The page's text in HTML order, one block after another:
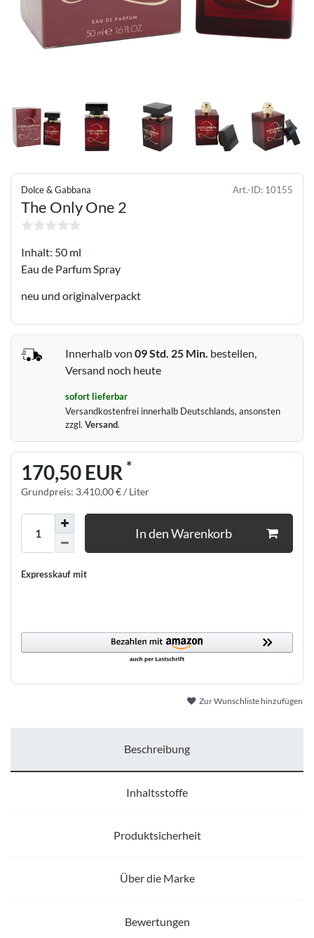
Dolce & Gabbana Art.-ID: 10155
The Only One 2
Inhalt: 50 ml
Eau de Parfum Spray
neu und originalverpackt
Innerhalb von 09 Std. 25 Min. bestellen,
Versand noch heute
sofort lieferbar
Versandkostenfrei innerhalb Deutschlands, ansonsten
zzgl. Versand.
170,50 EUR *
Grundpreis: 3.410,00 € / Liter
In den Warenkorb
Expresskauf mit
Zur Wunschliste hinzufügen
Beschreibung
Inhaltsstoffe
Produktsicherheit
Über die Marke
Bewertungen